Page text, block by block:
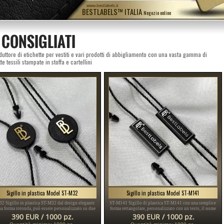
BESTLABELS™ ITALIA Negozio online
www.bestlabels.it
di etichette per vestiti e vari prodotti di abbigliamento con una vasta gamma di
tessili stampate in stoffa e cartellini
Sigillo in plastica Model ST-M32
Sigillo in plastica ST-M32 dal design elegante
forma rotonda, può essere personalizzato su due
con il nome del Brand o emblema/trademark ed è
ideale per prodotti come vestiti, borse, scarpe.
390 EUR / 1000 pz.
Sigillo in plastica Model ST-M141
ST-M141 Sigillo di plastica ST-M141 con una semplice
forma rettangolare, personalizzato con un testo, il nome
del Brand, marchio, un sito Web, ecc. e un logo/emblema,
adatto a qualsiasi tipo di prodotto del settore tessile,
390 EUR / 1000 pz.